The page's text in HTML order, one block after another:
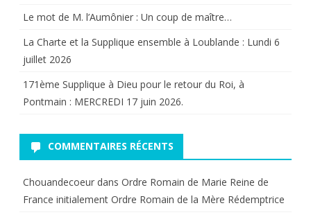
Le mot de M. l’Aumônier : Un coup de maître…
La Charte et la Supplique ensemble à Loublande : Lundi 6
juillet 2026
171ème Supplique à Dieu pour le retour du Roi, à
Pontmain : MERCREDI 17 juin 2026.
COMMENTAIRES RÉCENTS
Chouandecoeur dans Ordre Romain de Marie Reine de
France initialement Ordre Romain de la Mère Rédemptrice